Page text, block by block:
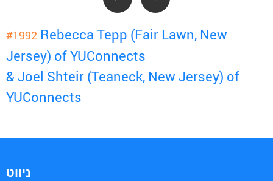
#1992 Rebecca Tepp (Fair Lawn, New
Jersey) of YUConnects
& Joel Shteir (Teaneck, New Jersey) of
YUConnects
ניווט